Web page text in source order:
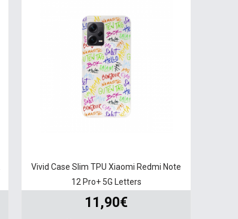
Vivid Case Slim TPU Xiaomi Redmi Note
12 Pro+ 5G Letters
11,90€